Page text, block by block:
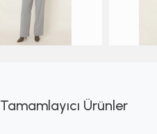
Tamamlayıcı Ürünler